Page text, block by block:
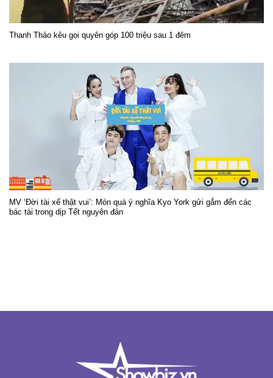
Thanh Thảo kêu gọi quyên góp 100 triệu sau 1 đêm
MV ‘Đời tài xế thật vui’: Món quà ý nghĩa Kyo York gửi gắm đến các
bác tài trong dịp Tết nguyên đán